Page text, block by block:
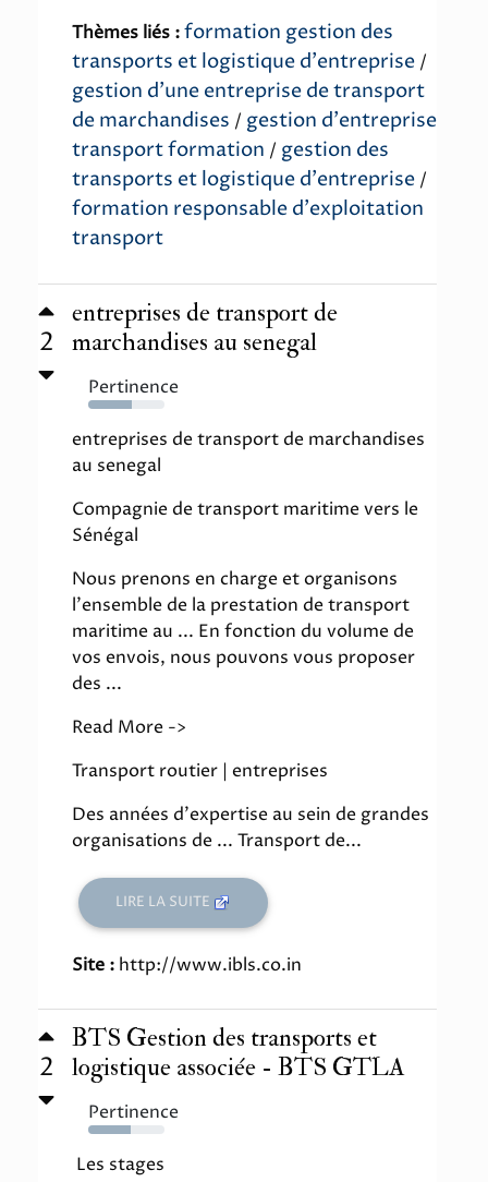
Thèmes liés :formation gestion des
transports et logistique d'entreprise /
gestion d'une entreprise de transport
de marchandises / gestion d'entreprise
transport formation / gestion des
transports et logistique d'entreprise /
formation responsable d'exploitation
transport
2
entreprises de transport de
marchandises au senegal
Pertinence
57%
entreprises de transport de marchandises
au senegal
Compagnie de transport maritime vers le
Sénégal
Nous prenons en charge et organisons
l'ensemble de la prestation de transport
maritime au ... En fonction du volume de
vos envois, nous pouvons vous proposer
des ...
Read More ->
Transport routier | entreprises
Des années d'expertise au sein de grandes
organisations de ... Transport de...
LIRE LA SUITE
Site : http://www.ibls.co.in
2
BTS Gestion des transports et
logistique associée - BTS GTLA
Pertinence
56%
Les stages